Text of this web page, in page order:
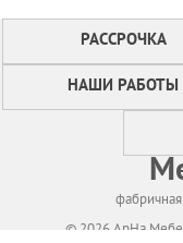
РАССРОЧКА
НАШИ РАБОТЫ
фабричная
© 2026 АрНа